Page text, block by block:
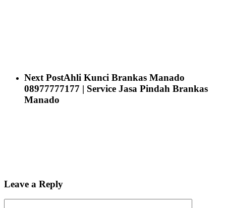
Next PostAhli Kunci Brankas Manado
08977777177 | Service Jasa Pindah Brankas
Manado
Leave a Reply